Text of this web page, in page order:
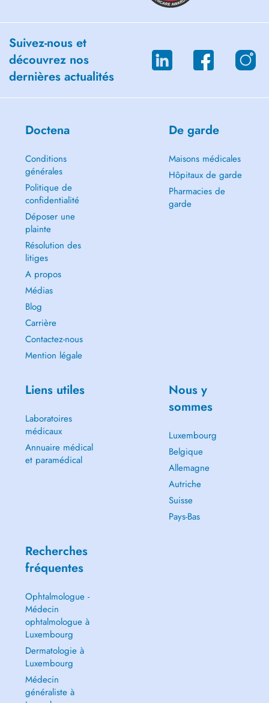
Suivez-nous et
découvrez nos
dernières actualités
Doctena
Conditions
générales
Politique de
confidentialité
Déposer une
plainte
Résolution des
litiges
A propos
Médias
Blog
Carrière
Contactez-nous
Mention légale
De garde
Maisons médicales
Hôpitaux de garde
Pharmacies de
garde
Liens utiles
Laboratoires
médicaux
Annuaire médical
et paramédical
Nous y
sommes
Luxembourg
Belgique
Allemagne
Autriche
Suisse
Pays-Bas
Recherches
fréquentes
Ophtalmologue -
Médecin
ophtalmologue à
Luxembourg
Dermatologie à
Luxembourg
Médecin
généraliste à